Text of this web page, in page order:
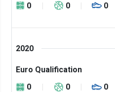
0
0 0
2020
Euro Qualification
0
0 0